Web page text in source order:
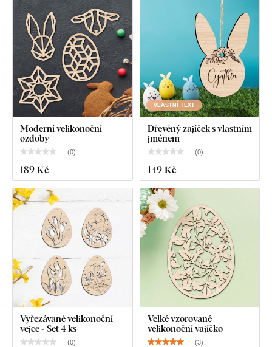
Moderní velikonoční
ozdoby
(0)
189 Kč
VLASTNÍ TEXT
Dřevěný zajíček s vlastním
jménem
(0)
149 Kč
Vyřezávané velikonoční
vejce - Set 4 ks
(0)
Velké vzorované
velikonoční vajíčko
(3)